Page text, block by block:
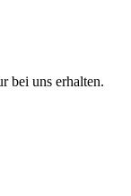
bei uns erhalten.